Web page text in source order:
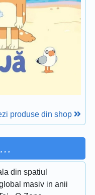
produse din shop
…
din spatiul
masiv in anii